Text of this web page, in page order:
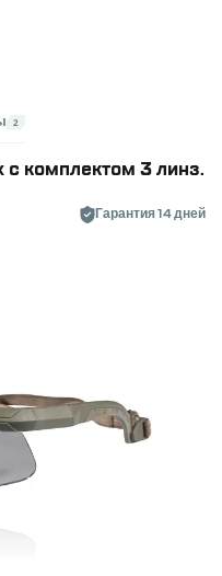
2
с комплектом 3 линз.
Гарантия 14 дней